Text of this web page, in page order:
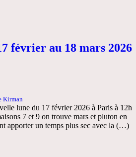
février au 18 mars 2026
Kirman
lune du 17 février 2026 à Paris à 12h
7 et 9 on trouve mars et pluton en
apporter un temps plus sec avec la (…)